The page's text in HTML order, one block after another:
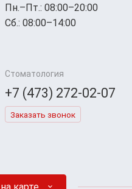
Пн.–Пт.: 08:00–20:00
Сб.: 08:00–14:00
Стоматология
+7 (473) 272-02-07
Заказать звонок